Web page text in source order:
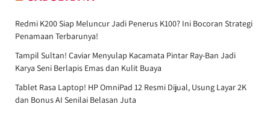
Redmi K200 Siap Meluncur Jadi Penerus K100? Ini Bocoran Strategi
Penamaan Terbarunya!
Tampil Sultan! Caviar Menyulap Kacamata Pintar Ray-Ban Jadi
Karya Seni Berlapis Emas dan Kulit Buaya
Tablet Rasa Laptop! HP OmniPad 12 Resmi Dijual, Usung Layar 2K
dan Bonus AI Senilai Belasan Juta